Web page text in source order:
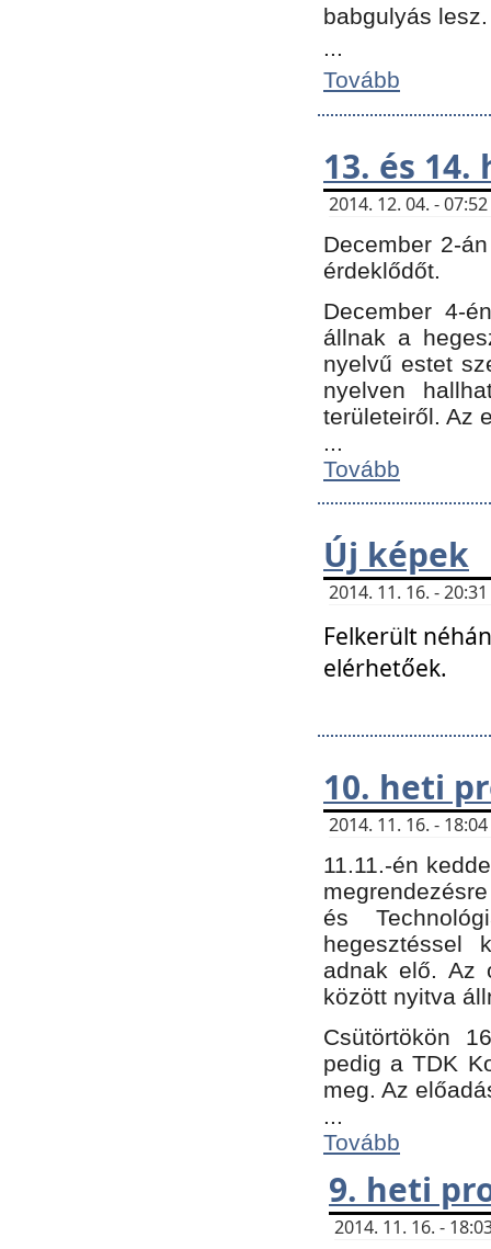
babgulyás
...
Tovább
13. és
2014. 12. 04. -
December 2-
érdeklődőt.
December 4-
állnak a
nyelvű estet
nyelven
területeiről. Az
...
Tovább
Új képek
2014. 11. 16. -
Felkerült
elérhetőek.
10. heti
2014. 11. 16. -
11.11.-én
és
hegesztéssel
adnak elő. Az
között nyitva
Csütörtökön
pedig a TDK
meg. Az
...
Tovább
9. heti
2014. 11. 16. -